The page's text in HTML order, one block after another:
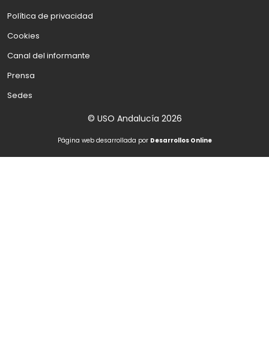
Política de privacidad
Cookies
Canal del informante
Prensa
Sedes
© USO Andalucía 2026
Página web desarrollada por Desarrollos Online